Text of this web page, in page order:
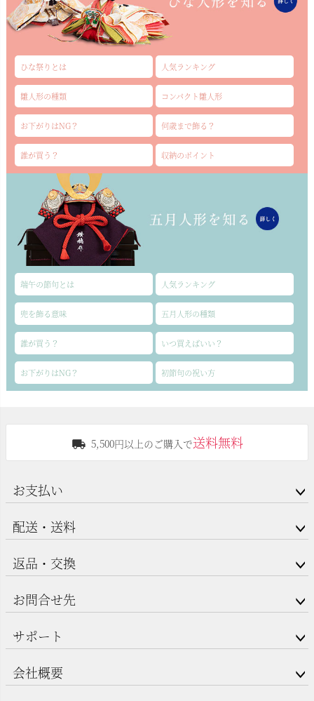
ひな祭りとは 人気ランキング
雛人形の種類 コンパクト雛人形
お下がりはNG？ 何歳まで飾る？
誰が買う？ 収納のポイント
端午の節句とは 人気ランキング
兜を飾る意味 五月人形の種類
誰が買う？ いつ買えばいい？
お下がりはNG？ 初節句の祝い方
5,500円以上のご購入で送料無料
お支払い
配送・送料
返品・交換
お問合せ先
サポート
会社概要